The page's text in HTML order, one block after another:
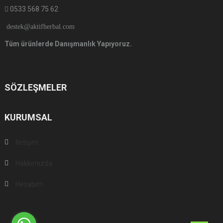
0533 568 75 62
destek@aktifherbal.com
Tüm ürünlerde Danışmanlık Yapıyoruz.
SÖZLEŞMELER
KURUMSAL